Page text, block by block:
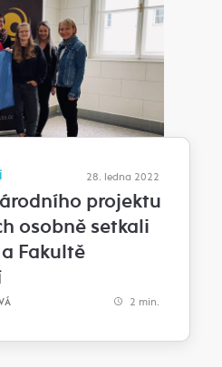
28. ledna 2022
projektu
osobně setkali
Fakultě
2 min.